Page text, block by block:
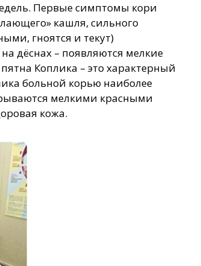
Первые симптомы кори
кашля, сильного
гноятся и текут)
дёснах – появляются мелкие
Коплика – это характерный
больной корью наиболее
мелкими красными
кожа.